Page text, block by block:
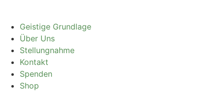
Geistige Grundlage
Über Uns
Stellungnahme
Kontakt
Spenden
Shop